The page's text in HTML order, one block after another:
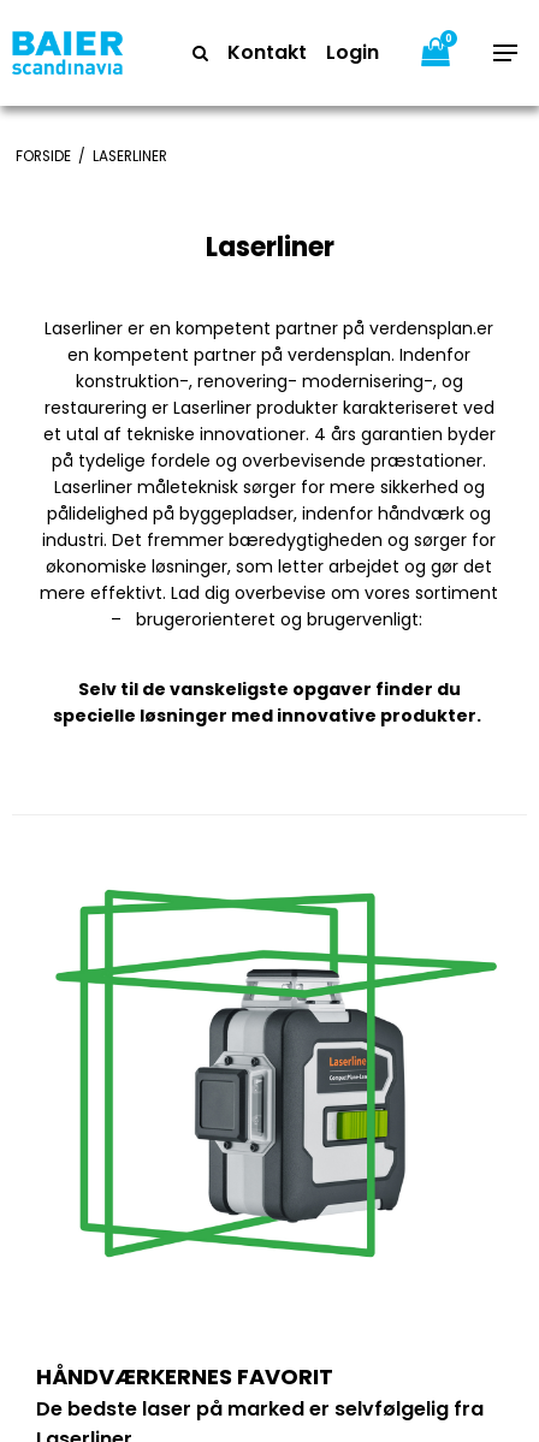
Kontakt Login 0
FORSIDE / LASERLINER
Laserliner
Laserliner er en kompetent partner på verdensplan.er
en kompetent partner på verdensplan. Indenfor
konstruktion-, renovering- modernisering-, og
restaurering er Laserliner produkter karakteriseret ved
et utal af tekniske innovationer. 4 års garantien byder
på tydelige fordele og overbevisende præstationer.
Laserliner måleteknisk sørger for mere sikkerhed og
pålidelighed på byggepladser, indenfor håndværk og
industri. Det fremmer bæredygtigheden og sørger for
økonomiske løsninger, som letter arbejdet og gør det
mere effektivt. Lad dig overbevise om vores sortiment
– brugerorienteret og brugervenligt:
Selv til de vanskeligste opgaver finder du
specielle løsninger med innovative produkter.
HÅNDVÆRKERNES FAVORIT
De bedste laser på marked er selvfølgelig fra